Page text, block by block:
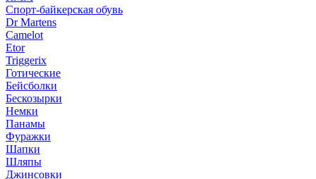
Спорт-байкерская обувь
Dr Martens
Camelot
Etor
Triggerix
Готические
Бейсболки
Бескозырки
Немки
Панамы
Фуражки
Шапки
Шляпы
Джинсовки